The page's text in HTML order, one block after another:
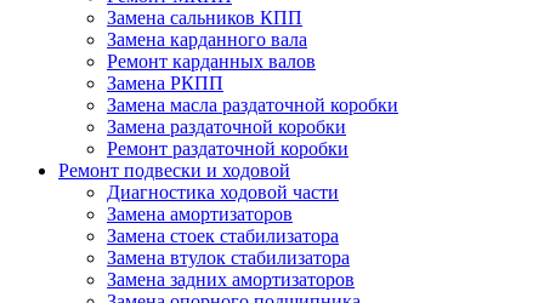
Замена сальников КПП
Замена карданного вала
Ремонт карданных валов
Замена РКПП
Замена масла раздаточной коробки
Замена раздаточной коробки
Ремонт раздаточной коробки
Ремонт подвески и ходовой
Диагностика ходовой части
Замена амортизаторов
Замена стоек стабилизатора
Замена втулок стабилизатора
Замена задних амортизаторов